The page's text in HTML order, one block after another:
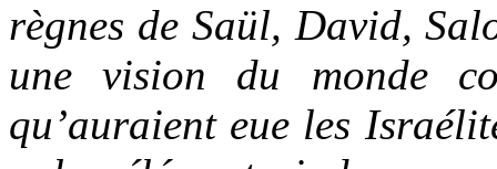
règnes de Saül, David,
une vision du monde
qu’auraient eue les